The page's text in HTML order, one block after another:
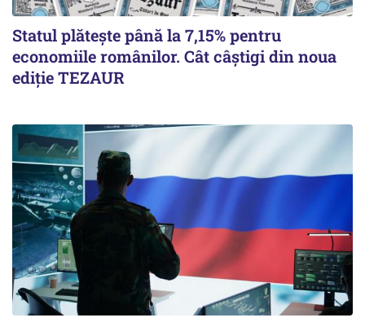
Statul plătește până la 7,15% pentru
economiile românilor. Cât câștigi din noua
ediție TEZAUR